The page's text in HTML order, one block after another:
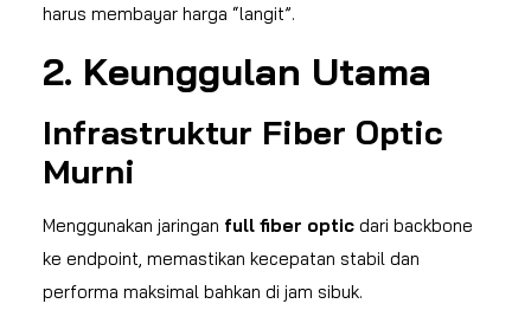
harus membayar harga “langit”.
2. Keunggulan Utama
Infrastruktur Fiber Optic
Murni
Menggunakan jaringan full fiber opticdari backbone
ke endpoint, memastikan kecepatan stabil dan
performa maksimal bahkan di jam sibuk.